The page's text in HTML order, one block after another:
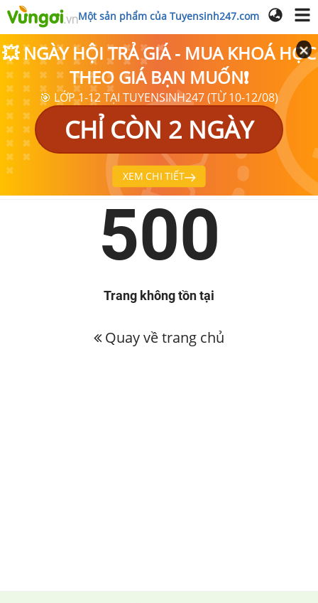
Một sản phẩm của Tuyensinh247.com
💥 NGÀY HỘI TRẢ GIÁ - MUA KHOÁ HỌC
THEO GIÁ BẠN MUỐN❗
🎯 LỚP 1-12 TẠI TUYENSINH247 (TỪ 10-12/08)
CHỈ CÒN 2 NGÀY
XEM CHI TIẾT
500
Trang không tồn tại
Quay về trang chủ